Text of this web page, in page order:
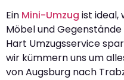
Ein Mini-Umzug ist ideal,
Möbel und
Hart Umzugsservice
wir kümmern uns um
von Augsburg nach